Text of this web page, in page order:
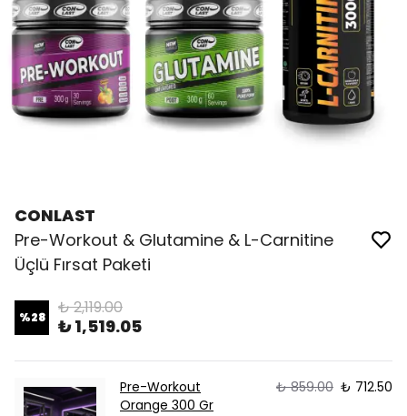
CONLAST
Pre-Workout & Glutamine & L-Carnitine
Üçlü Fırsat Paketi
%28 ₺ 2,119.00
₺ 1,519.05
Pre-Workout
Orange 300 Gr
₺ 859.00 ₺ 712.50